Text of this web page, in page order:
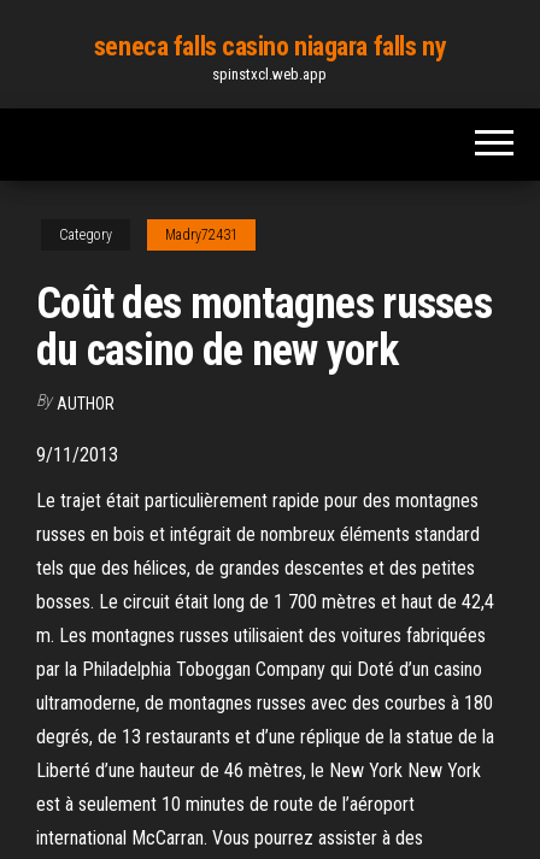
content
seneca falls casino niagara falls ny
spinstxcl.web.app
Category Madry72431
Coût des montagnes russes
du casino de new york
By AUTHOR
9/11/2013
Le trajet était particulièrement rapide pour des montagnes
russes en bois et intégrait de nombreux éléments standard
tels que des hélices, de grandes descentes et des petites
bosses. Le circuit était long de 1 700 mètres et haut de 42,4
m. Les montagnes russes utilisaient des voitures fabriquées
par la Philadelphia Toboggan Company qui Doté d’un casino
ultramoderne, de montagnes russes avec des courbes à 180
degrés, de 13 restaurants et d’une réplique de la statue de la
Liberté d’une hauteur de 46 mètres, le New York New York
est à seulement 10 minutes de route de l’aéroport
international McCarran. Vous pourrez assister à des